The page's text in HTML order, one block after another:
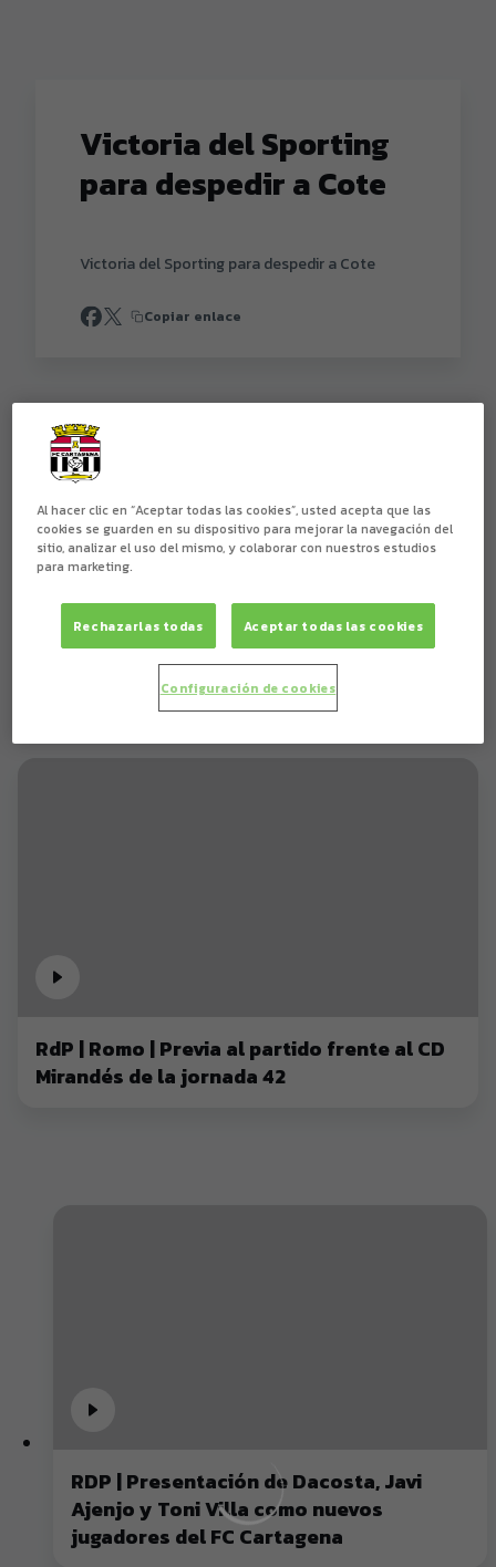
Victoria del Sporting
para despedir a Cote
Victoria del Sporting para despedir a Cote
Copiar enlace
RdP | Romo | Previa al partido frente al CD
Mirandés de la jornada 42
RDP | Presentación de Dacosta, Javi
Ajenjo y Toni Villa como nuevos
jugadores del FC Cartagena
Al hacer clic en “Aceptar todas las cookies”, usted acepta que las
cookies se guarden en su dispositivo para mejorar la navegación del
sitio, analizar el uso del mismo, y colaborar con nuestros estudios
para marketing.
Rechazarlas todas Aceptar todas las cookies
Configuración de cookies